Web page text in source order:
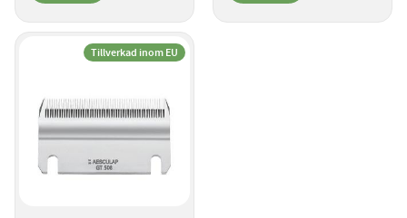
Tillverkad inom EU